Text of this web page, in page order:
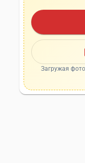
Загружая